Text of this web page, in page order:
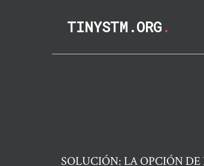
TINYSTM.ORG.
SOLUCIÓN: LA OPCIÓN